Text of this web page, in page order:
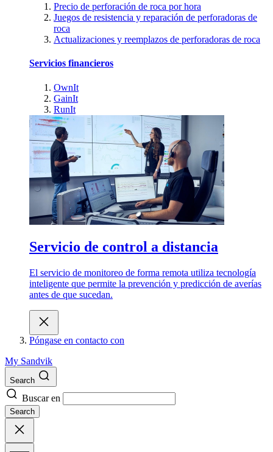
Precio de perforación de roca por hora
Juegos de resistencia y reparación de perforadoras de
roca
Actualizaciones y reemplazos de perforadoras de roca
Servicios financieros
OwnIt
GainIt
RunIt
Servicio de control a distancia
El servicio de monitoreo de forma remota utiliza tecnología
inteligente que permite la prevención y predicción de averías
antes de que sucedan.
Póngase en contacto con
My Sandvik
Search
Buscar en
Search